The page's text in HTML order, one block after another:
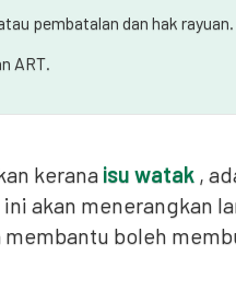
pembatalan dan hak rayuan.
ART.
kerana isu watak ,
akan menerangkan
boleh